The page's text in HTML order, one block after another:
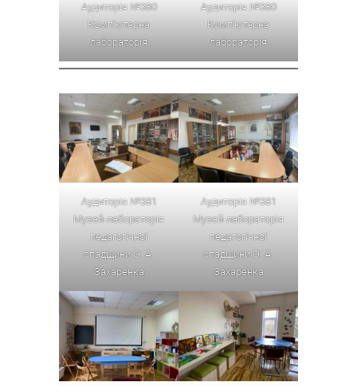
Аудиторія №380
Комп’ютерна
лабораторія
Аудиторія №380
Комп’ютерна
лабораторія
Аудиторія №381
Музей-лабораторія
педагогічної
спадщини О. А.
Захаренка
Аудиторія №381
Музей-лабораторія
педагогічної
спадщини О. А.
Захаренка